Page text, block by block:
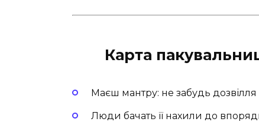
Карта
Маєш мантру: не забудь
Люди бачать її нахили до